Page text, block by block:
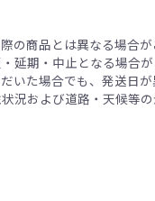
商品とは異なる場合が
期・中止となる場合が
た場合でも、発送日が
況および道路・天候等